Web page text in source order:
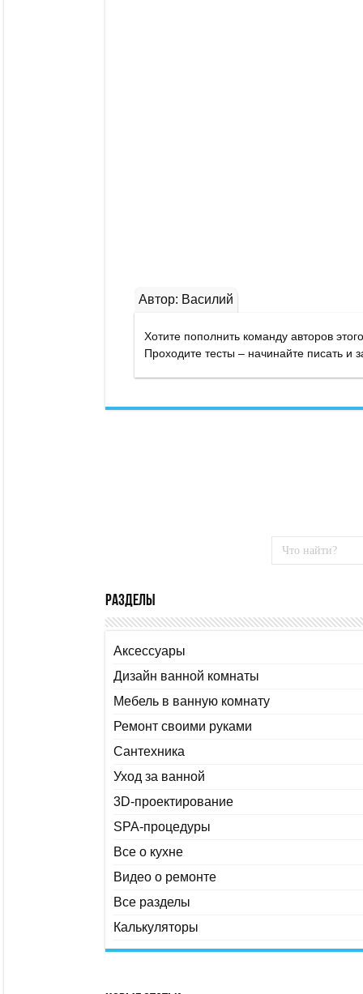
Автор: Василий
Разделы
Аксессуары
Дизайн ванной комнаты
Мебель в ванную комнату
Ремонт своими руками
Сантехника
Уход за ванной
3D-проектирование
SPA-процедуры
Все о кухне
Видео о ремонте
Все разделы
Калькуляторы